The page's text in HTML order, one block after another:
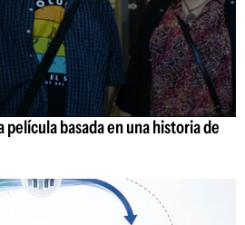
película basada en una historia de